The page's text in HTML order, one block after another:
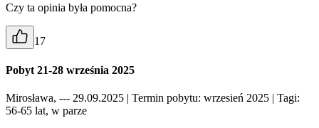
Czy ta opinia była pomocna?
17
Pobyt 21-28 września 2025
Mirosława, --- 29.09.2025 | Termin pobytu: wrzesień 2025 | Tagi:
56-65 lat, w parze